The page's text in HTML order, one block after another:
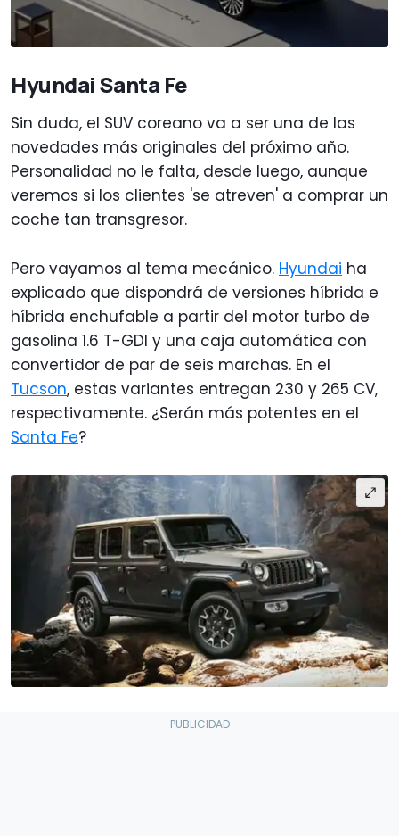
Hyundai Santa Fe
Sin duda, el SUV coreano va a ser una de las
novedades más originales del próximo año.
Personalidad no le falta, desde luego, aunque
veremos si los clientes 'se atreven' a comprar un
coche tan transgresor.
Pero vayamos al tema mecánico. Hyundai ha
explicado que dispondrá de versiones híbrida e
híbrida enchufable a partir del motor turbo de
gasolina 1.6 T-GDI y una caja automática con
convertidor de par de seis marchas. En el
Tucson, estas variantes entregan 230 y 265 CV,
respectivamente. ¿Serán más potentes en el
Santa Fe?